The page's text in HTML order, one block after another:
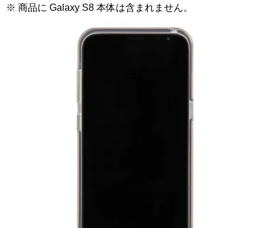
※ 商品に Galaxy S8 本体は含まれません。